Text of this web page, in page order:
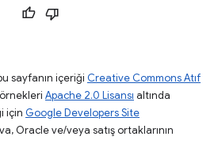
sayfanın içeriği Creative Commons Atıf
Apache 2.0 Lisansı altında
için Google Developers Site
Oracle ve/veya satış ortaklarının